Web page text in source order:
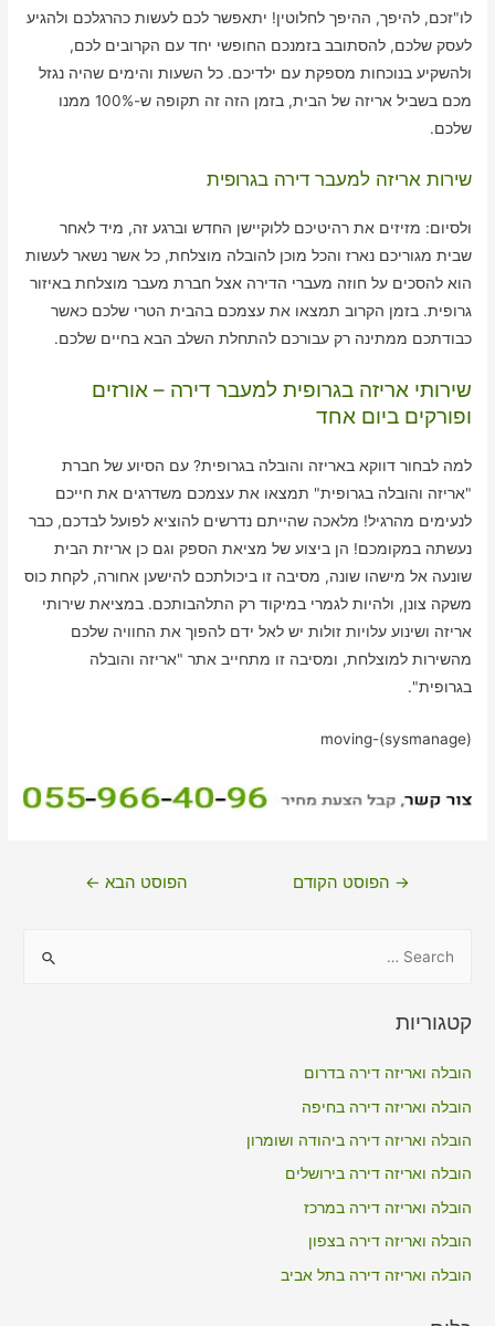
לו"זכם, להיפך, ההיפך לחלוטין! יתאפשר לכם לעשות כהרגלכם ולהגיע
לעסק שלכם, להסתובב בזמנכם החופשי יחד עם הקרובים לכם,
ולהשקיע בנוכחות מספקת עם ילדיכם. כל השעות והימים שהיה נגזל
מכם בשביל אריזה של הבית, בזמן הזה זה תקופה ש-100% ממנו
שלכם.
שירות אריזה למעבר דירה בגרופית
ולסיום: מזיזים את רהיטיכם ללוקיישן החדש וברגע זה, מיד לאחר
שבית מגוריכם נארז והכל מוכן להובלה מוצלחת, כל אשר נשאר לעשות
הוא להסכים על חוזה מעברי הדירה אצל חברת מעבר מוצלחת באיזור
גרופית. בזמן הקרוב תמצאו את עצמכם בהבית הטרי שלכם כאשר
כבודתכם ממתינה רק עבורכם להתחלת השלב הבא בחיים שלכם.
שירותי אריזה בגרופית למעבר דירה – אורזים
ופורקים ביום אחד
למה לבחור דווקא באריזה והובלה בגרופית? עם הסיוע של חברת
"אריזה והובלה בגרופית" תמצאו את עצמכם משדרגים את חייכם
לנעימים מהרגיל! מלאכה שהייתם נדרשים להוציא לפועל לבדכם, כבר
נעשתה במקומכם! הן ביצוע של מציאת הספק וגם כן אריזת הבית
שונעה אל מישהו שונה, מסיבה זו ביכולתכם להישען אחורה, לקחת כוס
משקה צונן, ולהיות לגמרי במיקוד רק התלהבותכם. במציאת שירותי
אריזה ושינוע עלויות זולות יש לאל ידם להפוך את החוויה שלכם
מהשירות למוצלחת, ומסיבה זו מתחייב אתר "אריזה והובלה
בגרופית".
moving-(sysmanage)
ניווט→ הפוסט הקודם הפוסט הבא ←
r
o
r
:
קטגוריות
הובלה ואריזה דירה בדרום
הובלה ואריזה דירה בחיפה
הובלה ואריזה דירה ביהודה ושומרון
הובלה ואריזה דירה בירושלים
הובלה ואריזה דירה במרכז
הובלה ואריזה דירה בצפון
הובלה ואריזה דירה בתל אביב